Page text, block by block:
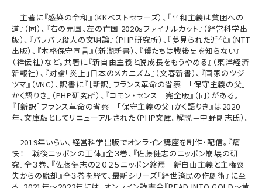
主著に『感染の令和』（KKベストセラーズ）、『平和主義は貧困への
道』（同）、『右の売国、左の亡国 2020sファイナルカット』（経営科学出
版）、『バラバラ殺人の文明論』（PHP研究所）、『夢見られた近代』（NTT
出版）、『本格保守宣言』（新潮新書）、『僕たちは戦後史を知らない』
（祥伝社）など。共著に『新自由主義と脱成長をもうやめる』（東洋経済
新報社）、『対論「炎上」日本のメカニズム』（文春新書）、『国家のツジ
ツマ』（VNC）、訳書に『［新訳］フランス革命の省察 「保守主義の父」
かく語りき』（PHP研究所）、『コモン・センス 完全版』（同）がある。
『［新訳］フランス革命の省察 「保守主義の父」かく語りき』は2020
年、文庫版としてリニューアルされた（PHP文庫。解説＝中野剛志氏）。
2019年いらい、経営科学出版でオンライン講座を制作・配信。『痛
快！ 戦後ニッポンの正体』全３巻、『佐藤健志のニッポン崩壊の研
究』全３巻、『佐藤健志の２０２５ニッポン終焉 新自由主義と主権喪
失からの脱却』全３巻を経て、最新シリーズ『経世済民の作劇術』に至